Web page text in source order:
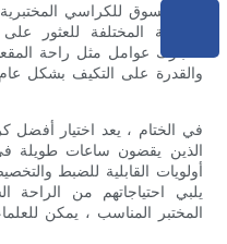
عند التسوق للكراسي
التجارية المختلفة للعثور
اعتبارك عوامل مثل راحة
والقدرة على التكيف بشكل
في الختام ، يعد اختيار أفضل
الذين يقضون ساعات طويلة
أولويات القابلية للضبط
يلبي احتياجاتهم من الراحة
المختبر المناسب ، يمكن